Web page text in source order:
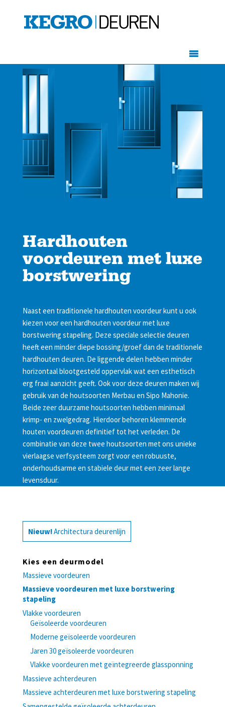
Hardhouten
voordeuren met luxe
borstwering
Naast een traditionele hardhouten voordeur kunt u ook
kiezen voor een hardhouten voordeur met luxe
borstwering stapeling. Deze speciale selectie deuren
heeft een minder diepe bossing/groef dan de traditionele
hardhouten deuren. De liggende delen hebben minder
horizontaal blootgesteld oppervlak wat een esthetisch
erg fraai aanzicht geeft. Ook voor deze deuren maken wij
gebruik van de houtsoorten Merbau en Sipo Mahonie.
Beide zeer duurzame houtsoorten hebben minimaal
krimp- en zwelgedrag. Hierdoor behoren klemmende
houten voordeuren definitief tot het verleden. De
combinatie van deze twee houtsoorten met ons unieke
vierlaagse verfsysteem zorgt voor een robuuste,
onderhoudsarme en stabiele deur met een zeer lange
levensduur.
Nieuw!Architectura deurenlijn
Kies een deurmodel
Massieve voordeuren
Massieve voordeuren met luxe borstwering
stapeling
Vlakke voordeuren
Geïsoleerde voordeuren
Moderne geïsoleerde voordeuren
Jaren 30 geïsoleerde voordeuren
Vlakke voordeuren met geïntegreerde glassponning
Massieve achterdeuren
Massieve achterdeuren met luxe borstwering stapeling